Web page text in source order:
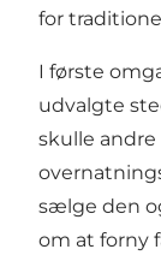
for
I første
udvalgte
skulle
sælge den
om at forny